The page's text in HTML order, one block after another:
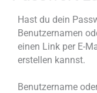
Hast du dein
Benutzernamen
einen Link per E-
erstellen kannst.
Benutzername